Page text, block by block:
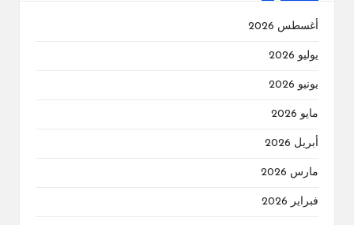
أغسطس 2026
يوليو 2026
يونيو 2026
مايو 2026
أبريل 2026
مارس 2026
فبراير 2026